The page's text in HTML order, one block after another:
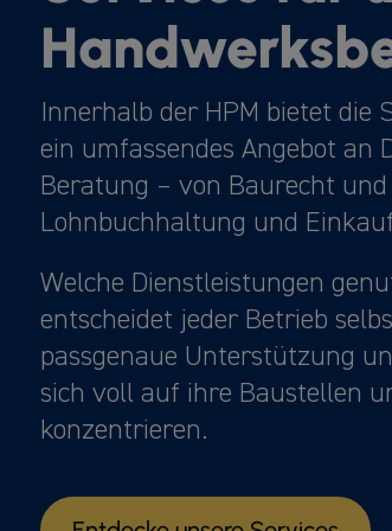
Innerhalb der HPM bietet die
ein umfassendes Angebot an
Beratung – von Baurecht
Lohnbuchhaltung und
Welche Dienstleistungen
entscheidet jeder Betrieb
passgenaue Unterstützung
sich voll auf ihre Baustellen
konzentrieren.